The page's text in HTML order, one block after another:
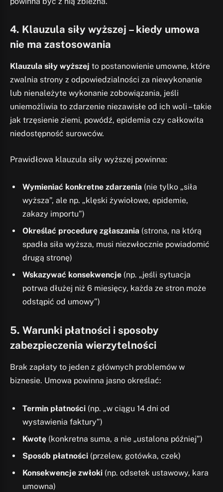
4. Klauzula siły wyższej – kiedy umowa
nie ma zastosowania
Klauzula siły wyższej to postanowienie umowne, które
zwalnia strony z odpowiedzialności za niewykonanie
lub nienależyte wykonanie zobowiązania, jeśli
uniemożliwia to zdarzenie niezawisłe od ich woli – takie
jak trzęsienie ziemi, powódź, epidemia czy całkowita
niedostępność surowców.
Prawidłowa klauzula siły wyższej powinna:
Wymieniać konkretne zdarzenia (nie tylko „siła
wyższa”, ale np. „klęski żywiołowe, epidemie,
zakazy importu”)
Określać procedurę zgłaszania (strona, na którą
spadła siła wyższa, musi niezwłocznie powiadomić
drugą stronę)
Wskazywać konsekwencje (np. „jeśli sytuacja
potrwa dłużej niż 6 miesięcy, każda ze stron może
odstąpić od umowy”)
5. Warunki płatności i sposoby
zabezpieczenia wierzytelności
Brak zapłaty to jeden z głównych problemów w
biznesie. Umowa powinna jasno określać:
Termin płatności (np. „w ciągu 14 dni od
wystawienia faktury”)
Kwotę (konkretna suma, a nie „ustalona później”)
Sposób płatności (przelew, gotówka, czek)
Konsekwencje zwłoki (np. odsetek ustawowy, kara
umowna)